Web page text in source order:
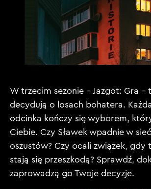
W trzecim sezonie – Jazgot: Gra –
decydują o losach bohatera.
odcinka kończy się wyborem,
Ciebie. Czy Sławek wpadnie w
oszustów? Czy ocali związek, gdy
stają się przeszkodą? Sprawdź,
zaprowadzą go Twoje decyzje.